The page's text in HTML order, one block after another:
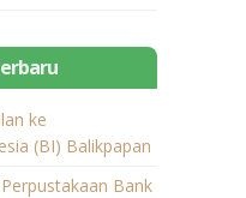
ke
(BI) Balikpapan
Bank